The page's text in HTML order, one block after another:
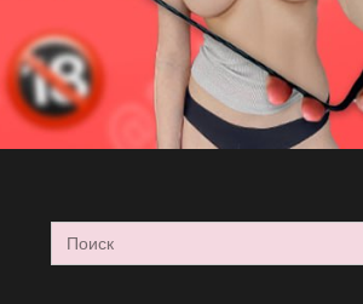
Search
for: